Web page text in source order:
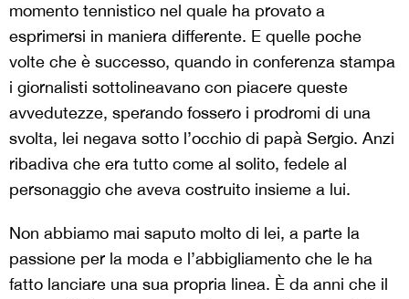
momento tennistico nel quale ha provato a
esprimersi in maniera differente. E quelle poche
volte che è successo, quando in conferenza stampa
i giornalisti sottolineavano con piacere queste
avvedutezze, sperando fossero i prodromi di una
svolta, lei negava sotto l’occhio di papà Sergio. Anzi
ribadiva che era tutto come al solito, fedele al
personaggio che aveva costruito insieme a lui.
Non abbiamo mai saputo molto di lei, a parte la
passione per la moda e l’abbigliamento che le ha
fatto lanciare una sua propria linea. È da anni che il